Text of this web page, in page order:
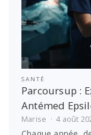
SANTÉ
Parcoursup :
Antémed
Marise 4 août